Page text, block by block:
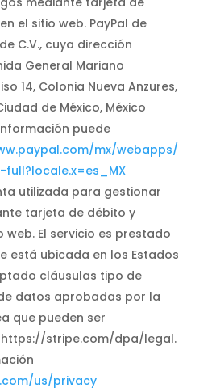
el sitio web. PayPal de
de C.V., cuya dirección
General Mariano
14, Colonia Nueva Anzures,
de México, México
puede
mx/webapps/
utilizada para gestionar
tarjeta de débito y
web. El servicio es prestado
está ubicada en los Estados
cláusulas tipo de
datos aprobadas por la
que pueden ser
https://stripe.com/dpa/legal.
us/privacy